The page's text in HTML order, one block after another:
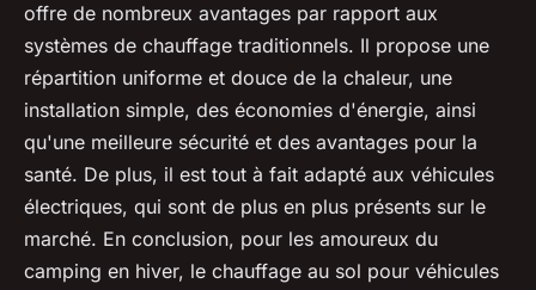
offre de nombreux avantages par rapport aux
systèmes de chauffage traditionnels. Il propose une
répartition uniforme et douce de la chaleur, une
installation simple, des économies d'énergie, ainsi
qu'une meilleure sécurité et des avantages pour la
santé. De plus, il est tout à fait adapté aux véhicules
électriques, qui sont de plus en plus présents sur le
marché. En conclusion, pour les amoureux du
camping en hiver, le chauffage au sol pour véhicules